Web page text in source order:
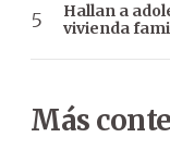
Hallan a
vivienda
Más